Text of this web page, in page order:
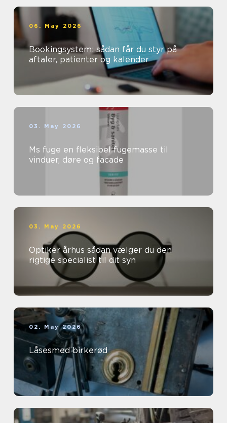
06. May 2026
Bookingsystem: sådan får du styr på
aftaler, patienter og kalender
03. May 2026
Ms fuge en fleksibel fugemasse til
vinduer, døre og facade
03. May 2026
Optiker århus sådan vælger du den
rigtige specialist til dit syn
02. May 2026
Låsesmed birkerød